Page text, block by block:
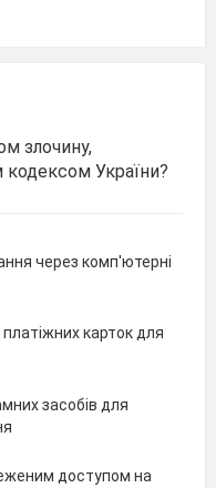
злочину,
України?
через комп'ютерні
карток для
засобів для
доступом на